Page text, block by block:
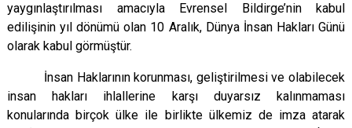
yaygınlaştırılması amacıyla Evrensel Bildirge’nin kabul
edilişinin yıl dönümü olan 10 Aralık, Dünya İnsan Hakları Günü
olarak kabul görmüştür.
İnsan Haklarının korunması, geliştirilmesi ve olabilecek
insan hakları ihlallerine karşı duyarsız kalınmaması
konularında birçok ülke ile birlikte ülkemiz de imza atarak